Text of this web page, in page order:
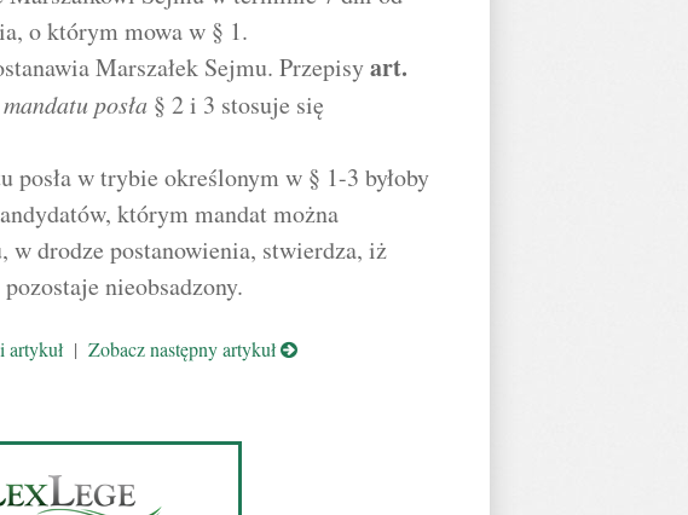
o którym mowa w § 1.
Marszałek Sejmu. Przepisyart.
posła § 2 i 3 stosuje się
posła w trybie określonym w § 1-3 byłoby
którym mandat można
w drodze postanowienia, stwierdza, iż
nieobsadzony.
| Zobacz następny artykuł